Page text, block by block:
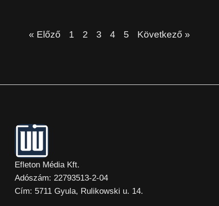
« Előző 1 2 3 4 5 Következő »
Efleton Média Kft.
Adószám: 22793513-2-04
Cím: 5711 Gyula, Rulikowski u. 14.